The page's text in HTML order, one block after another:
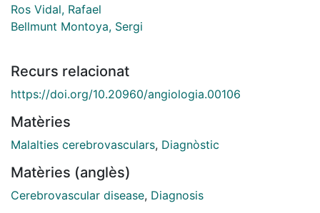
Ros Vidal, Rafael
Bellmunt Montoya, Sergi
Recurs relacionat
https://doi.org/10.20960/angiologia.00106
Matèries
Malalties cerebrovasculars, Diagnòstic
Matèries (anglès)
Cerebrovascular disease, Diagnosis